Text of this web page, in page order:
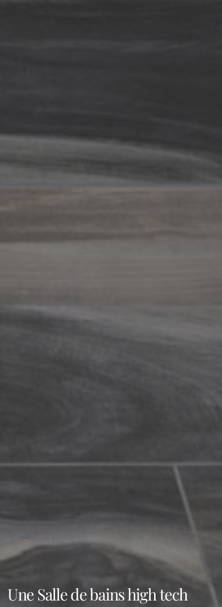
Une Salle de bains high tech